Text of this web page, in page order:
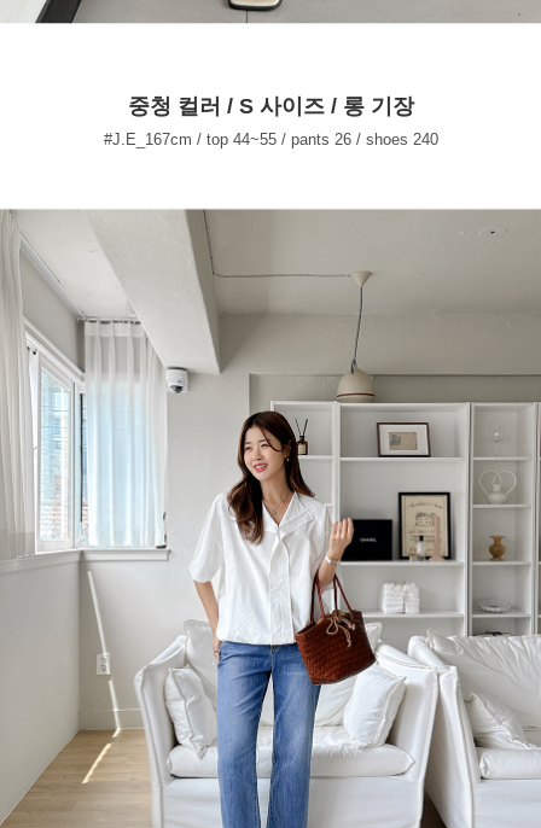
중청 컬러 / S 사이즈 / 롱 기장
#J.E_167cm / top 44~55 / pants 26 / shoes 240